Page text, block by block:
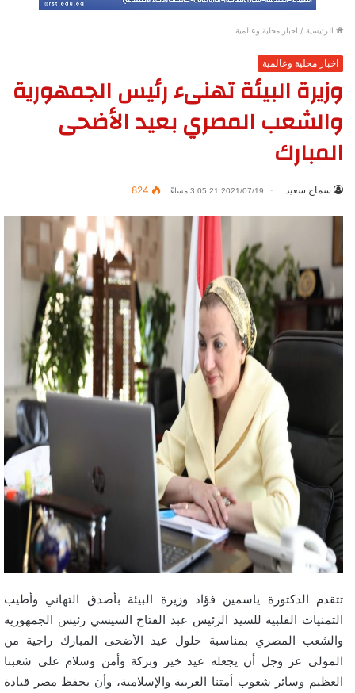
الرئيسية / اخبار محلية وعالمية
اخبار محلية وعالمية
وزيرة البيئة تهنىء رئيس الجمهورية
والشعب المصري بعيد الأضحى
المبارك
سماح سعيد 2021/07/19 3:05:21 مساءً 824
تتقدم الدكتورة ياسمين فؤاد وزيرة البيئة بأصدق التهاني وأطيب
التمنيات القلبية للسيد الرئيس عبد الفتاح السيسي رئيس الجمهورية
والشعب المصري بمناسبة حلول عيد الأضحى المبارك راجية من
المولى عز وجل أن يجعله عيد خير وبركة وأمن وسلام على شعبنا
العظيم وسائر شعوب أمتنا العربية والإسلامية، وأن يحفظ مصر قيادة